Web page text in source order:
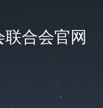
合会官网